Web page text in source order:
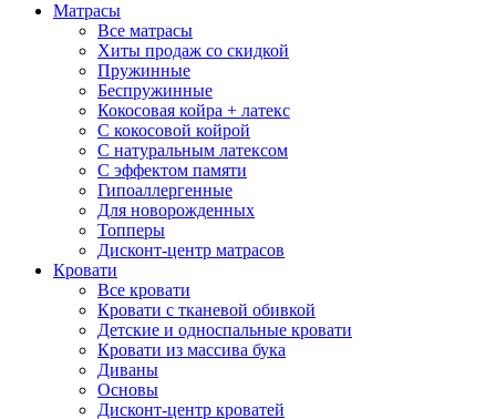
Матрасы
Все матрасы
Хиты продаж со скидкой
Пружинные
Беспружинные
Кокосовая койра + латекс
С кокосовой койрой
С натуральным латексом
С эффектом памяти
Гипоаллергенные
Для новорожденных
Топперы
Дисконт-центр матрасов
Кровати
Все кровати
Кровати с тканевой обивкой
Детские и односпальные кровати
Кровати из массива бука
Диваны
Основы
Дисконт-центр кроватей